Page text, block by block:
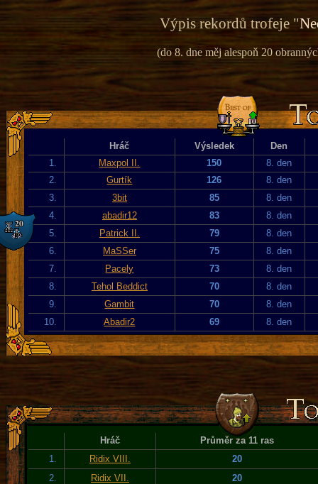
Výpis rekordů trofeje "
(do 8. dne měj alespoň 20
Hráč Výsledek
Den
1.
Maxpol II. 150
8. den
2.
Gurtík 126
8. den
3.
3bit 85
8. den
4.
abadir12 83
8. den
5.
Patrick II. 79
8. den
6.
MaSSer 75
8. den
7.
Pacely 73
8. den
8.
Tehol Beddict 70
8. den
9.
Gambit 70
8. den
10.
Abadir2 69 8. den
Hráč
Průměr za 11 ras
1.
Ridix VIII.
20
2.
Ridix VII.
20